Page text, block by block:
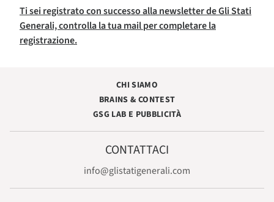
Ti sei registrato con successo alla newsletter de Gli Stati
Generali, controlla la tua mail per completare la
registrazione.
CHI SIAMO
BRAINS & CONTEST
GSG LAB E PUBBLICITÀ
CONTATTACI
info@glistatigenerali.com